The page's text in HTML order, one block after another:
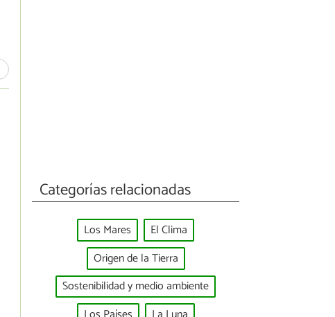
Categorías relacionadas
Los Mares
El Clima
Origen de la Tierra
Sostenibilidad y medio ambiente